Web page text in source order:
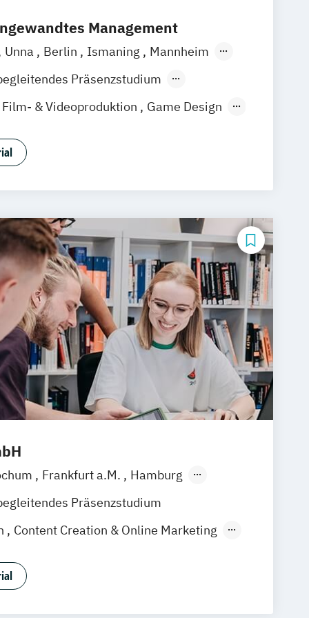
Management
Unna Berlin Ismaning
Mannheim
Hannover Leipzig
Düsseldorf
Präsenzstudium
Film- & Videoproduktion
Game Design
Musikproduktion
Frankfurt a.M.
Hamburg
Stuttgart Hannover Nürnberg
Präsenzstudium
Content Creation & Online Marketing
Music Business